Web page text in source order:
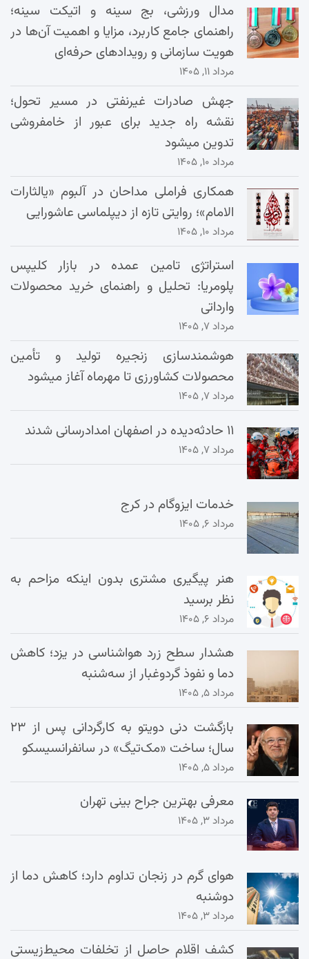
مدال ورزشی، بج سینه و اتیکت سینه؛
راهنمای جامع کاربرد، مزایا و اهمیت آن‌ها در
هویت سازمانی و رویدادهای حرفه‌ای
مرداد ۱۱, ۱۴۰۵
جهش صادرات غیرنفتی در مسیر تحول؛
نقشه راه جدید برای عبور از خامفروشی
تدوین میشود
مرداد ۱۰, ۱۴۰۵
همکاری فراملی مداحان در آلبوم «یالثارات
الامام»؛ روایتی تازه از دیپلماسی عاشورایی
مرداد ۱۰, ۱۴۰۵
استراتژی تامین عمده در بازار کلیپس
پلومریا: تحلیل و راهنمای خرید محصولات
وارداتی
مرداد ۷, ۱۴۰۵
هوشمندسازی زنجیره تولید و تأمین
محصولات کشاورزی تا مهرماه آغاز میشود
مرداد ۷, ۱۴۰۵
۱۱ حادثه‌دیده در اصفهان امدادرسانی شدند
مرداد ۷, ۱۴۰۵
خدمات ایزوگام در کرج
مرداد ۶, ۱۴۰۵
هنر پیگیری مشتری بدون اینکه مزاحم به
نظر برسید
مرداد ۶, ۱۴۰۵
هشدار سطح زرد هواشناسی در یزد؛ کاهش
دما و نفوذ گردوغبار از سه‌شنبه
مرداد ۵, ۱۴۰۵
بازگشت دنی دویتو به کارگردانی پس از ۲۳
سال؛ ساخت «مک‌تیگ» در سانفرانسیسکو
مرداد ۵, ۱۴۰۵
معرفی بهترین جراح بینی تهران
مرداد ۳, ۱۴۰۵
هوای گرم در زنجان تداوم دارد؛ کاهش دما از
دوشنبه
مرداد ۳, ۱۴۰۵
کشف اقلام حاصل از تخلفات محیط‌زیستی